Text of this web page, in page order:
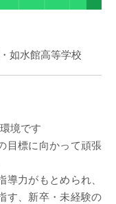
如水館高等学校
境です
目標に向かって頑張
導力がもとめられ、
す、新卒・未経験の